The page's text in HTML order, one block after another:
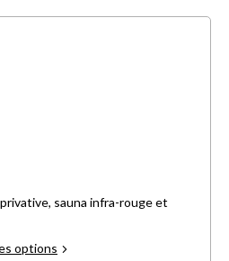
sauna infra-rouge et
options